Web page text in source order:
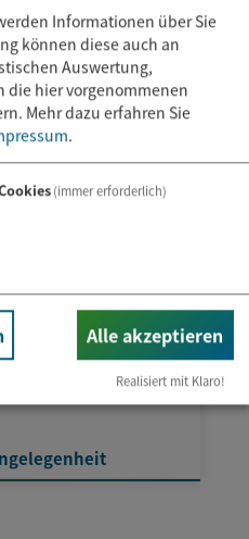
Informationen über Sie
können diese auch an
Auswertung,
die hier vorgenommenen
Mehr dazu erfahren Sie
.
(immer erforderlich)
Alle akzeptieren
Realisiert mit Klaro!